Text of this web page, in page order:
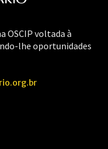
OSCIP voltada à
lhe oportunidades